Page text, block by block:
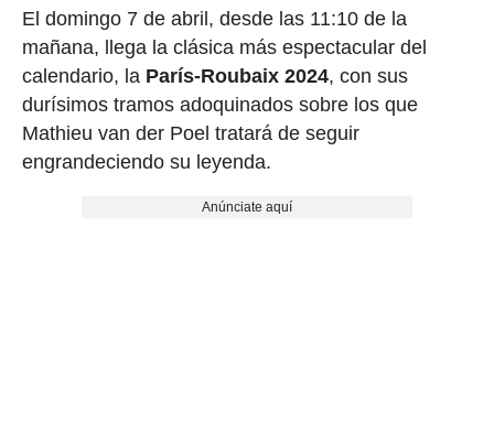
El domingo 7 de abril, desde las 11:10 de la
mañana, llega la clásica más espectacular del
calendario, la París-Roubaix 2024, con sus
durísimos tramos adoquinados sobre los que
Mathieu van der Poel tratará de seguir
engrandeciendo su leyenda.
Anúnciate aquí